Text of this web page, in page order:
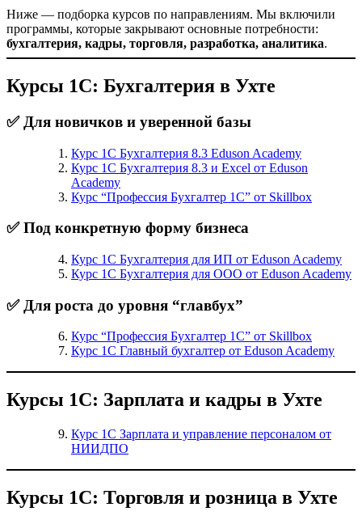
Ниже — подборка курсов по направлениям. Мы включили
программы, которые закрывают основные потребности:
бухгалтерия, кадры, торговля, разработка, аналитика.
Курсы 1С: Бухгалтерия в Ухте
✅ Для новичков и уверенной базы
Курс 1С Бухгалтерия 8.3 Eduson Academy
Курс 1С Бухгалтерия 8.3 и Excel от Eduson
Academy
Курс “Профессия Бухгалтер 1С” от Skillbox
✅ Под конкретную форму бизнеса
Курс 1С Бухгалтерия для ИП от Eduson Academy
Курс 1С Бухгалтерия для ООО от Eduson Academy
✅ Для роста до уровня “главбух”
Курс “Профессия Бухгалтер 1С” от Skillbox
Курс 1С Главный бухгалтер от Eduson Academy
Курсы 1С: Зарплата и кадры в Ухте
Курс 1С Зарплата и управление персоналом от
НИИДПО
Курсы 1С: Торговля и розница в Ухте